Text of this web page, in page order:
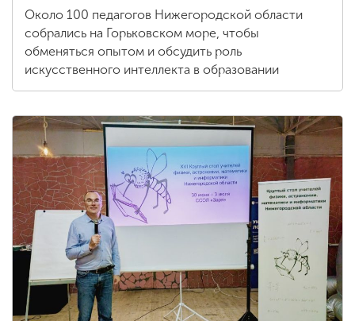
Около 100 педагогов Нижегородской области
собрались на Горьковском море, чтобы
обменяться опытом и обсудить роль
искусственного интеллекта в образовании